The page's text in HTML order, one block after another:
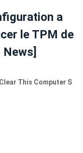
a
le TPM de
This Computer S